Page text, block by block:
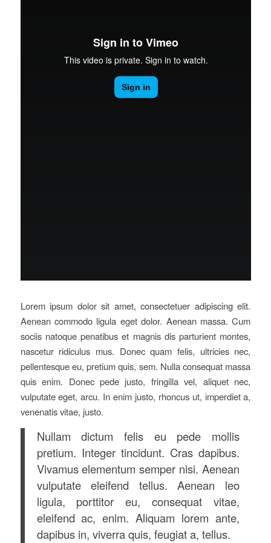
Lorem ipsum dolor sit amet, consectetuer adipiscing elit.
Aenean commodo ligula eget dolor. Aenean massa. Cum
sociis natoque penatibus et magnis dis parturient montes,
nascetur ridiculus mus. Donec quam felis, ultricies nec,
pellentesque eu, pretium quis, sem. Nulla consequat massa
quis enim. Donec pede justo, fringilla vel, aliquet nec,
vulputate eget, arcu. In enim justo, rhoncus ut, imperdiet a,
venenatis vitae, justo.
Nullam dictum felis eu pede mollis
pretium. Integer tincidunt. Cras dapibus.
Vivamus elementum semper nisi. Aenean
vulputate eleifend tellus. Aenean leo
ligula, porttitor eu, consequat vitae,
eleifend ac, enim. Aliquam lorem ante,
dapibus in, viverra quis, feugiat a, tellus.